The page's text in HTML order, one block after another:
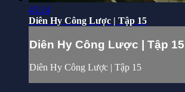
45:24
Diên Hy Công Lược | Tập 15
Diên Hy Công Lược | Tập 15
Diên Hy Công Lược | Tập 15